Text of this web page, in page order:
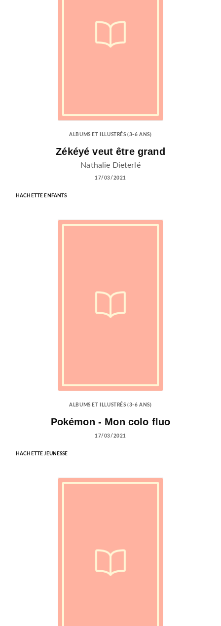
ALBUMS ET ILLUSTRÉS (3-6 ANS)
Zékéyé veut être grand
Nathalie Dieterlé
17/03/2021
HACHETTE ENFANTS
ALBUMS ET ILLUSTRÉS (3-6 ANS)
Pokémon - Mon colo fluo
17/03/2021
HACHETTE JEUNESSE